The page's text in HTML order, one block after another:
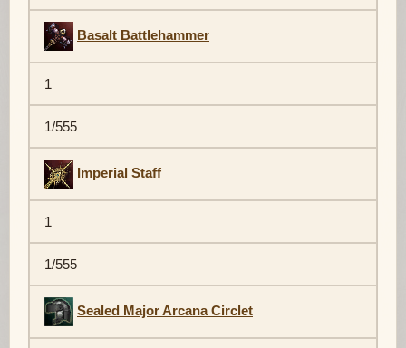
Basalt Battlehammer
1
1/555
Imperial Staff
1
1/555
Sealed Major Arcana Circlet